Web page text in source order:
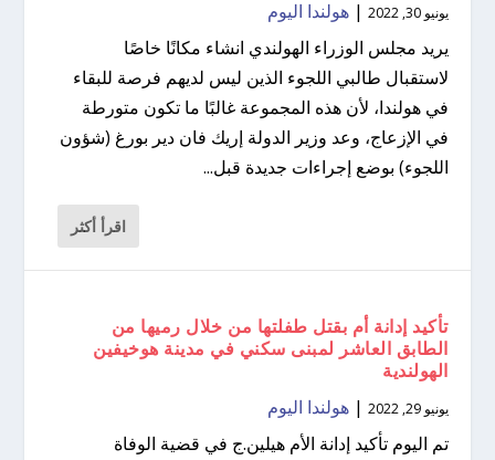
يونيو 30, 2022 |هولندا اليوم
يريد مجلس الوزراء الهولندي انشاء مكانًا خاصًا
لاستقبال طالبي اللجوء الذين ليس لديهم فرصة للبقاء
في هولندا، لأن هذه المجموعة غالبًا ما تكون متورطة
في الإزعاج، وعد وزير الدولة إريك فان دير بورغ (شؤون
اللجوء) بوضع إجراءات جديدة قبل...
اقرأ أكثر
تأكيد إدانة أم بقتل طفلتها من خلال رميها من
الطابق العاشر لمبنى سكني في مدينة هوخيفين
الهولندية
يونيو 29, 2022 |هولندا اليوم
تم اليوم تأكيد إدانة الأم هيلين.ج في قضية الوفاة